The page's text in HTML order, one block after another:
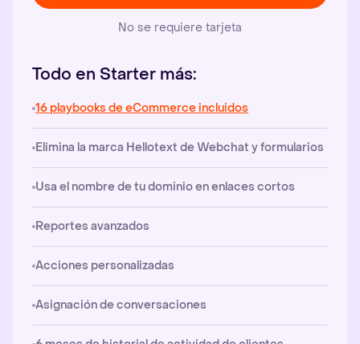
No se requiere tarjeta
Todo en Starter más:
16 playbooks de eCommerce incluidos
Elimina la marca Hellotext de Webchat y formularios
Usa el nombre de tu dominio en enlaces cortos
Reportes avanzados
Acciones personalizadas
Asignación de conversaciones